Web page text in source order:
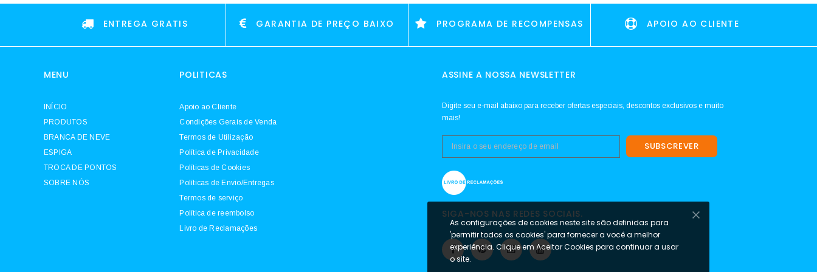
ENTREGA GRATIS GARANTIA DE PREÇO BAIXO PROGRAMA DE RECOMPENSAS APOIO AO CLIENTE
MENU
INÍCIO
PRODUTOS
BRANCA DE NEVE
ESPIGA
TROCA DE PONTOS
SOBRE NÓS
POLITICAS
Apoio ao Cliente
Condições Gerais de Venda
Termos de Utilização
Política de Privacidade
Políticas de Cookies
Políticas de Envio/Entregas
Termos de serviço
Política de reembolso
Livro de Reclamações
ASSINE A NOSSA NEWSLETTER
Digite seu e-mail abaixo para receber ofertas especiais, descontos exclusivos e muito
mais!
SUBSCREVER
SIGA-NOS NAS REDES SOCIAIS.
As configurações de cookies neste site são definidas para
'permitir todos os cookies' para fornecer a você a melhor
experiência. Clique em Aceitar Cookies para continuar a usar
o site.